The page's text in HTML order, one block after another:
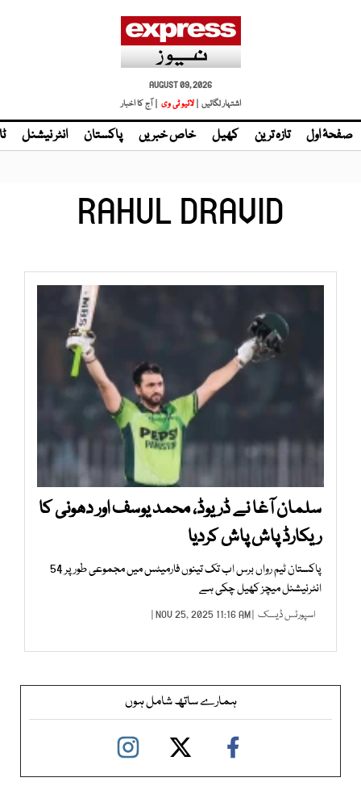
AUGUST 09, 2026
اشتہار لگائیں | لائیو ٹی وی | آج کا اخبار
صفحۂ اول تازہ ترین کھیل خاص خبریں پاکستان انٹر نیشنل
RAHUL DRAVID
سلمان آغا نے ڈریوڈ، محمد یوسف اور دھونی کا
ریکارڈ پاش پاش کردیا
پاکستان ٹیم رواں برس اب تک تینوں فارمیٹس میں مجموعی طور پر 54
انٹرنیشنل میچز کھیل چکی ہے
اسپورٹس ڈیسک | NOV 25, 2025 11:16 AM |
ہمارے ساتھ شامل ہوں